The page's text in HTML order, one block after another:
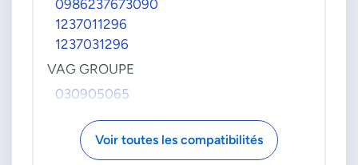
030905205H
030905205T
030998065A
035905206AF
037905205J
037905205K
0237020156
0237020157
0237020159
0237020160
0237020162
0237020163
0986237673090
1237011296
1237031296
VAG GROUPE
030905065
Voir toutes les compatibilités